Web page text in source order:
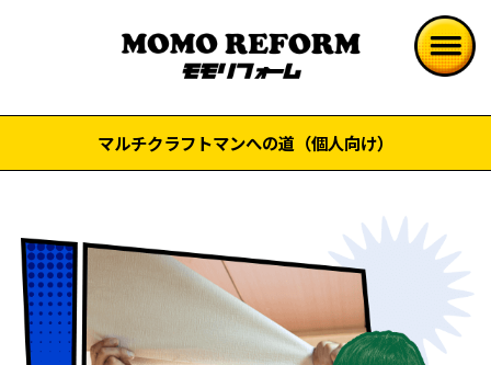
マルチクラフトマンへの道（個人向け）